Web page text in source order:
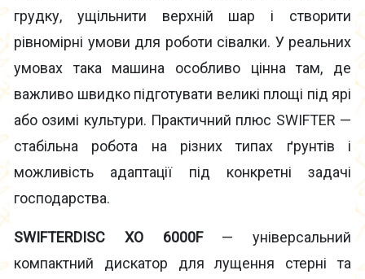
грудку, ущільнити верхній шар і створити
рівномірні умови для роботи сівалки. У реальних
умовах така машина особливо цінна там, де
важливо швидко підготувати великі площі під ярі
або озимі культури. Практичний плюс SWIFTER —
стабільна робота на різних типах ґрунтів і
можливість адаптації під конкретні задачі
господарства.
SWIFTERDISC XO 6000F— універсальний
компактний дискатор для лущення стерні та